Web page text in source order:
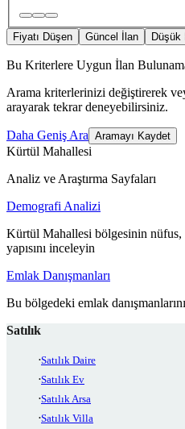
Fiyatı Düşen Güncel İlan Düşük
Bu Kriterlere Uygun İlan
Arama kriterlerinizi değiştirerek
arayarak tekrar deneyebilirsiniz.
Daha Geniş Ara Aramayı Kaydet
Kürtül Mahallesi
Analiz ve Araştırma Sayfaları
Demografi Analizi
Kürtül Mahallesi bölgesinin
yapısını inceleyin
Emlak Danışmanları
Bu bölgedeki emlak
Satılık
Satılık Daire
Satılık Ev
Satılık Arsa
Satılık Villa